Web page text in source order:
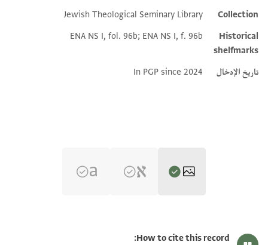
Additional metadata
Collection
Jewish Theological Seminary Library
Historical
shelfmarks
ENA NS I, fol. 96b; ENA NS I, f. 96b
تاريخ الإدخال In PGP since 2024
How to cite this record: